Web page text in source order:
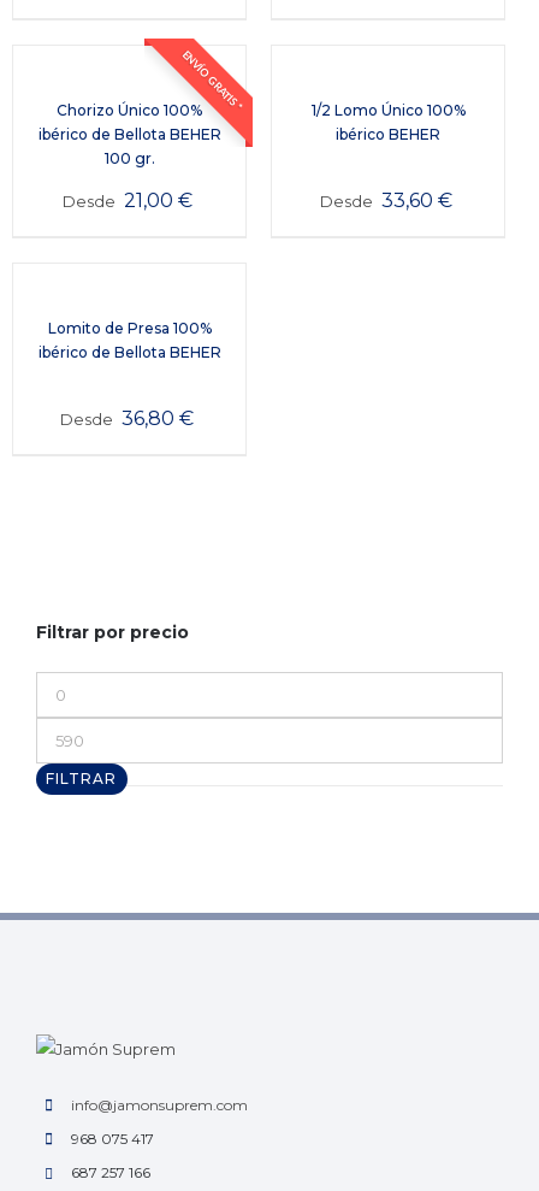
ENVÍO GRATIS *
Chorizo Único 100%
ibérico de Bellota BEHER
100 gr.
Desde 21,00 €
1/2 Lomo Único 100%
ibérico BEHER
Desde 33,60 €
Lomito de Presa 100%
ibérico de Bellota BEHER
Desde 36,80€
Filtrar por precio
mínimo
máximo
FILTRAR
info@jamonsuprem.com
968 075 417
687 257 166